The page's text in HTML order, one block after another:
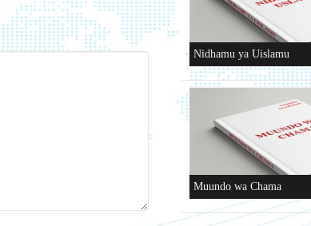
Nidhamu ya Uislamu
Muundo wa Chama